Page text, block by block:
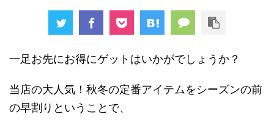
一足お先にお得にゲットはいかがでしょうか？
当店の大人気！秋冬の定番アイテムをシーズンの前
の早割りということで、